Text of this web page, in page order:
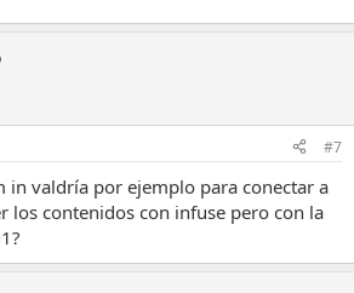
#7
in valdría por ejemplo para conectar a
los contenidos con infuse pero con la